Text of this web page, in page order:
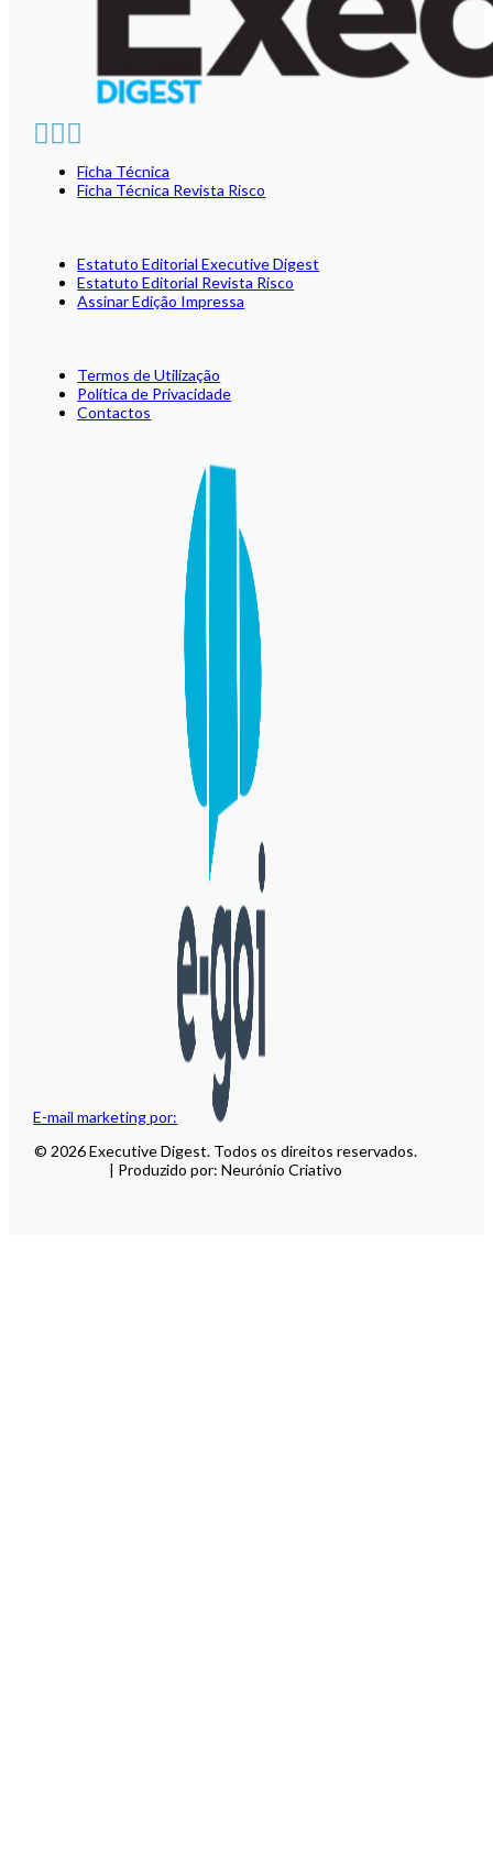
E-mail marketing por:
Ficha Técnica
Ficha Técnica Revista Risco
Estatuto Editorial Executive Digest
Estatuto Editorial Revista Risco
Assinar Edição Impressa
Termos de Utilização
Política de Privacidade
Contactos
© 2026 Executive Digest. Todos os direitos reservados.
| Produzido por: Neurónio Criativo